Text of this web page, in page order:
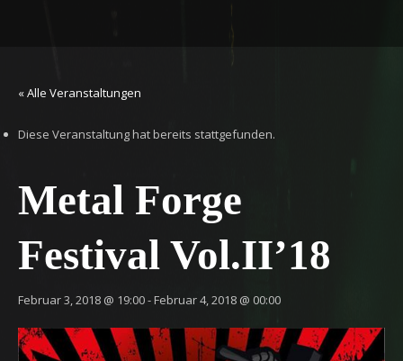
« Alle Veranstaltungen
Diese Veranstaltung hat bereits stattgefunden.
Metal Forge
Festival Vol.II’18
Februar 3, 2018 @ 19:00-Februar 4, 2018 @ 00:00